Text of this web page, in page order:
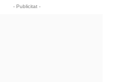
- Publicitat -